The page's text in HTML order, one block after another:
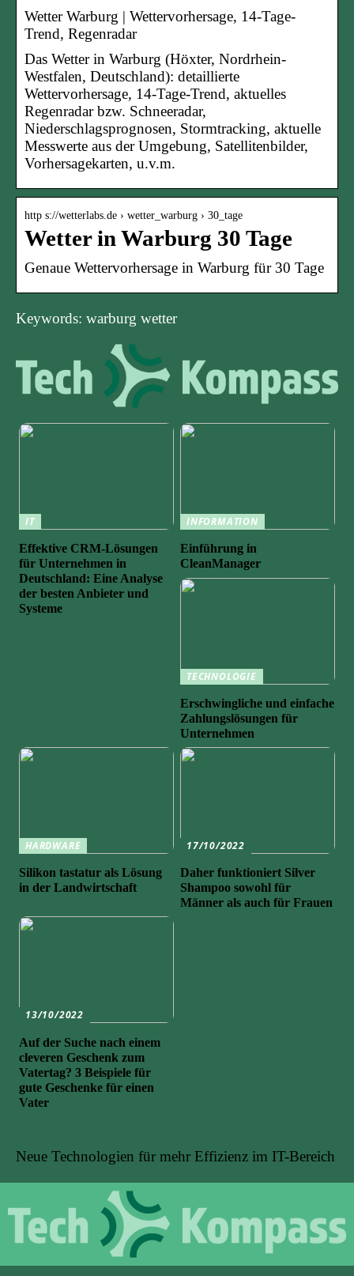
Wetter Warburg | Wettervorhersage, 14-Tage-
Trend, Regenradar
Das Wetter in Warburg (Höxter, Nordrhein-
Westfalen, Deutschland): detaillierte
Wettervorhersage, 14-Tage-Trend, aktuelles
Regenradar bzw. Schneeradar,
Niederschlagsprognosen, Stormtracking, aktuelle
Messwerte aus der Umgebung, Satellitenbilder,
Vorhersagekarten, u.v.m.
http s://wetterlabs.de › wetter_warburg › 30_tage
Wetter in Warburg 30 Tage
Genaue Wettervorhersage in Warburg für 30 Tage
Keywords: warburg wetter
IT
Effektive CRM-Lösungen
für Unternehmen in
Deutschland: Eine Analyse
der besten Anbieter und
Systeme
INFORMATION
Einführung in
CleanManager
TECHNOLOGIE
Erschwingliche und einfache
Zahlungslösungen für
Unternehmen
HARDWARE
Silikon tastatur als Lösung
in der Landwirtschaft
17/10/2022
Daher funktioniert Silver
Shampoo sowohl für
Männer als auch für Frauen
13/10/2022
Auf der Suche nach einem
cleveren Geschenk zum
Vatertag? 3 Beispiele für
gute Geschenke für einen
Vater
Neue Technologien für mehr Effizienz im IT-Bereich